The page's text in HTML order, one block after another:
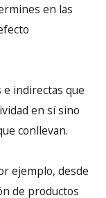
en las
e indirectas que
en sí sino
conllevan.
ejemplo, desde
de productos